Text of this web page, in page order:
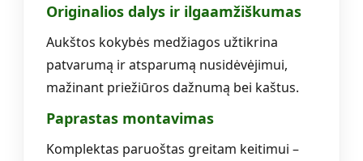
Originalios dalys ir ilgaamžiškumas
Aukštos kokybės medžiagos užtikrina
patvarumą ir atsparumą nusidėvėjimui,
mažinant priežiūros dažnumą bei kaštus.
Paprastas montavimas
Komplektas paruoštas greitam keitimui –